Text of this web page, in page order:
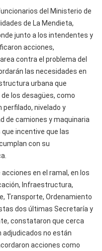
del Ministerio de
de La Mendieta,
junto a los intendentes y
acciones,
contra el problema del
las necesidades en
urbana que
los desagües, como
nivelado y
de camiones y maquinaria
incentive que las
con su
en el ramal, en los
Infraestructura,
Transporte, Ordenamiento
dos últimas Secretaría y
constataron que cerca
adjudicados no están
acciones como